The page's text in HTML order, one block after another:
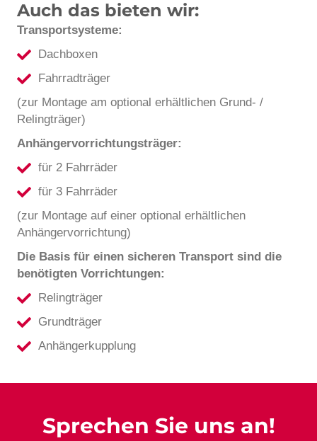
Auch das bieten wir:
Transportsysteme:
Dachboxen
Fahrradträger
(zur Montage am optional erhältlichen Grund- /
Relingträger)
Anhängervorrichtungsträger:
für 2 Fahrräder
für 3 Fahrräder
(zur Montage auf einer optional erhältlichen
Anhängervorrichtung)
Die Basis für einen sicheren Transport sind die
benötigten Vorrichtungen:
Relingträger
Grundträger
Anhängerkupplung
Sprechen Sie uns an!